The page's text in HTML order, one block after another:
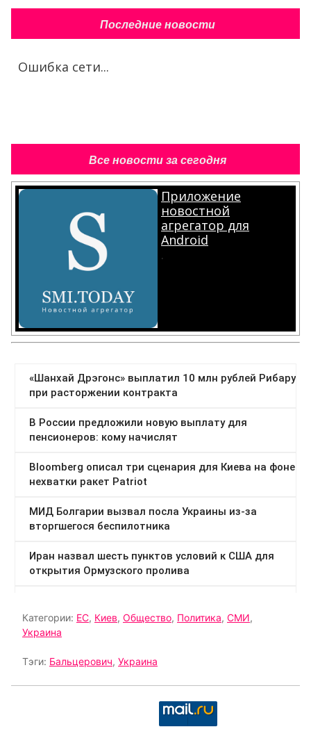
Последние новости
Ошибка сети...
Все новости за сегодня
Приложение
новостной
агрегатор для
Android
.
Категории: ЕС, Киев, Общество, Политика, СМИ,
Украина
Тэги: Бальцерович, Украина